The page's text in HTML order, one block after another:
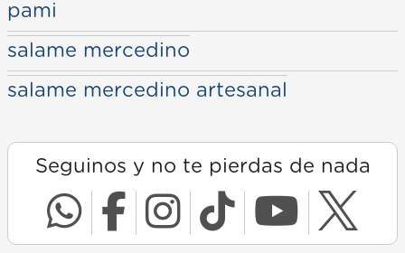
pami
salame mercedino
salame mercedino artesanal
Seguinos y no te pierdas de nada